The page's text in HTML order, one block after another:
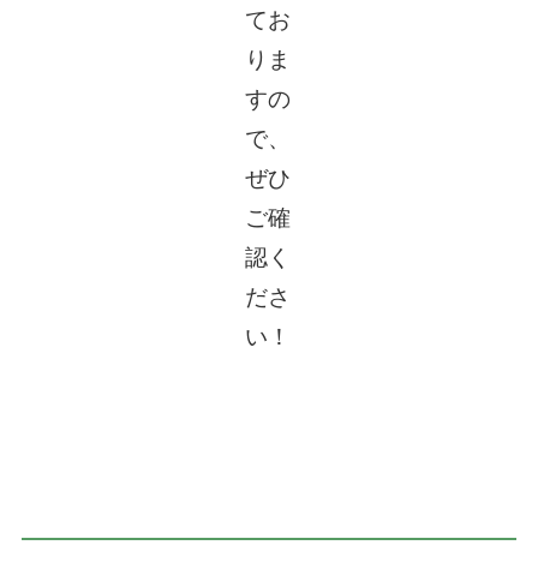
てお
りま
すの
で、
ぜひ
ご確
認く
ださ
い！